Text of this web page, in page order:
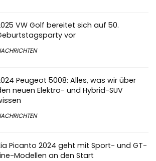
VW Golf bereitet sich auf 50.
vor
Peugeot 5008: Alles, was wir über
neuen Elektro- und Hybrid-SUV
Picanto 2024 geht mit Sport- und GT-
Modellen an den Start